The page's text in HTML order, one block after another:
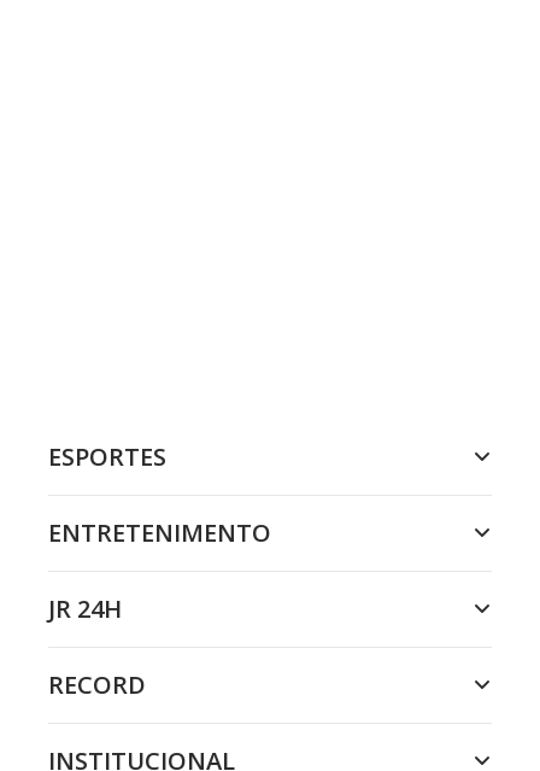
ESPORTES
ENTRETENIMENTO
JR 24H
RECORD
INSTITUCIONAL